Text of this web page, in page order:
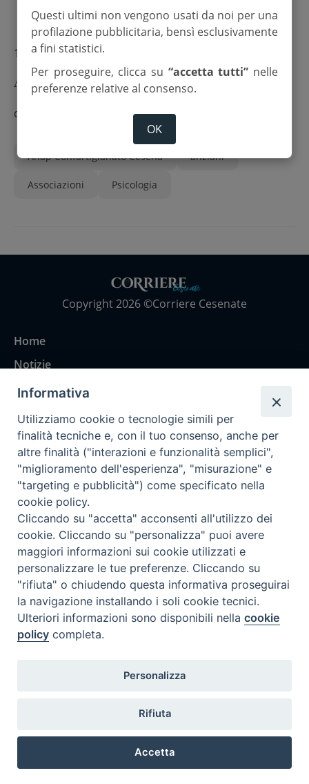
17 Giugno 2025
Artigiani pensionati dalla psicologa
di
Anap Confartigianato Cesena anziani
Associazioni Psicologia
Copyright 2026 ©Corriere Cesenate
Home
Notizie
Rubriche
Chi siamo
Come abbonarsi
Contatti
Privacy Policy Trasparenza
Questi ultimi non vengono usati da noi per una
profilazione pubblicitaria, bensì esclusivamente
a fini statistici.
Per proseguire, clicca su “accetta tutti” nelle
preferenze relative al consenso.
OK
Informativa
Utilizziamo cookie o tecnologie simili per
finalità tecniche e, con il tuo consenso, anche per
altre finalità ("interazioni e funzionalità semplici",
"miglioramento dell'esperienza", "misurazione" e
"targeting e pubblicità") come specificato nella
cookie policy.
Cliccando su "accetta" acconsenti all'utilizzo dei
cookie. Cliccando su "personalizza" puoi avere
maggiori informazioni sui cookie utilizzati e
personalizzare le tue preferenze. Cliccando su
"rifiuta" o chiudendo questa informativa proseguirai
la navigazione installando i soli cookie tecnici.
Ulteriori informazioni sono disponibili nellacookie
policy completa.
Personalizza
Rifiuta
Accetta